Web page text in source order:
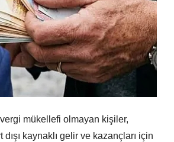
mükellefi olmayan kişiler,
kaynaklı gelir ve kazançları için